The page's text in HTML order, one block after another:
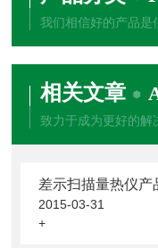
我们相信好的产品是
相关文章
致力于成为更好的解
差示扫描量热仪产
2015-03-31
+